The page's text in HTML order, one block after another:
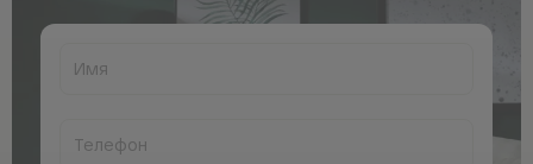
Имя
Телефон